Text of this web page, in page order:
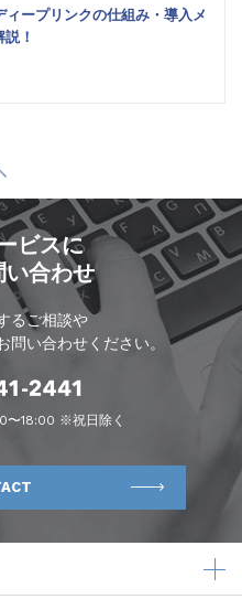
ィープリンクの仕組み・導入メ
！
ビスに
い合わせ
るご相談や
問い合わせください。
〜18:00 ※祝日除く